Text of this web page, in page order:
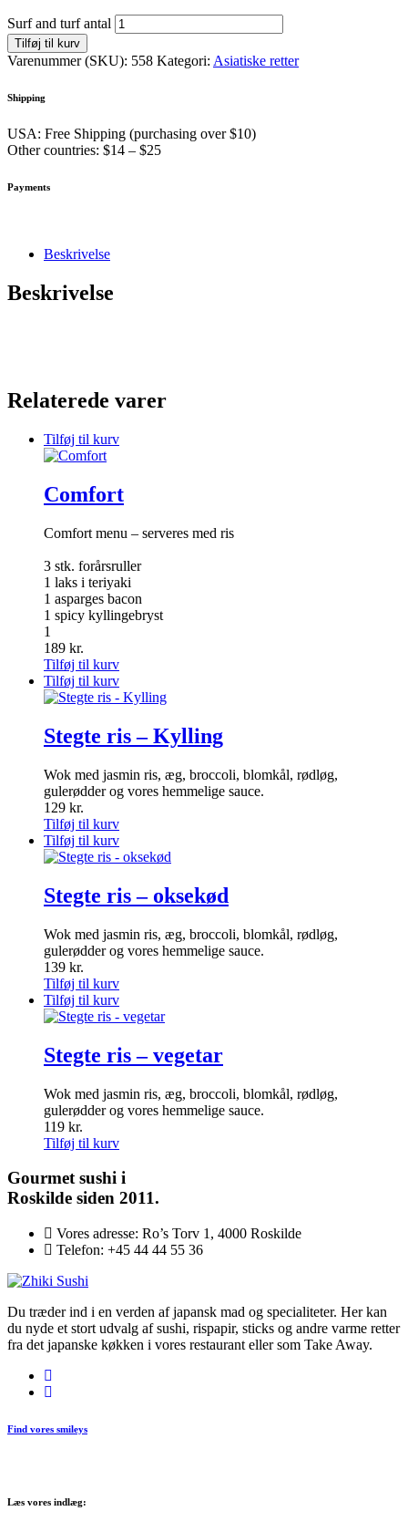
Surf and turf antal
Tilføj til kurv
Varenummer (SKU): 558 Kategori: Asiatiske retter
Shipping
USA: Free Shipping (purchasing over $10)
Other countries: $14 – $25
Payments
Beskrivelse
Beskrivelse
Relaterede varer
Tilføj til kurv
Comfort
Comfort menu – serveres med ris
3 stk. forårsruller
1 laks i teriyaki
1 asparges bacon
1 spicy kyllingebryst
1
189 kr.
Tilføj til kurv
Tilføj til kurv
Stegte ris – Kylling
Wok med jasmin ris, æg, broccoli, blomkål, rødløg,
gulerødder og vores hemmelige sauce.
129 kr.
Tilføj til kurv
Tilføj til kurv
Stegte ris – oksekød
Wok med jasmin ris, æg, broccoli, blomkål, rødløg,
gulerødder og vores hemmelige sauce.
139 kr.
Tilføj til kurv
Tilføj til kurv
Stegte ris – vegetar
Wok med jasmin ris, æg, broccoli, blomkål, rødløg,
gulerødder og vores hemmelige sauce.
119 kr.
Tilføj til kurv
Gourmetsushi i
Roskilde siden 2011.
Vores adresse: Ro’s Torv 1, 4000 Roskilde
Telefon: +45 44 44 55 36
Du træder ind i en verden af japansk mad og specialiteter. Her kan
du nyde et stort udvalg af sushi, rispapir, sticks og andre varme retter
fra det japanske køkken i vores restaurant eller som Take Away.
Find vores smileys
Læs vores indlæg: